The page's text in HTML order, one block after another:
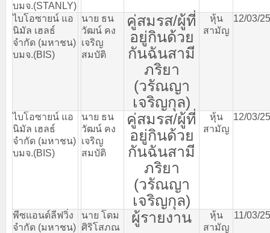
บมจ.(STANLY)
ไบโอซายน์ แอ
นิมัล เฮลธ์
จำกัด (มหาชน)
บมจ.(BIS)
นาย ธน
วัฒน์ คง
เจริญ
สมบัติ
คู่สมรส/ผู้ที่
อยู่กินด้วย
กันฉันสามี
ภริยา
(วรัณญา
เจริญกุล)
หุ้น
สามัญ
12/03/
ไบโอซายน์ แอ
นิมัล เฮลธ์
จำกัด (มหาชน)
บมจ.(BIS)
นาย ธน
วัฒน์ คง
เจริญ
สมบัติ
คู่สมรส/ผู้ที่
อยู่กินด้วย
กันฉันสามี
ภริยา
(วรัณญา
เจริญกุล)
หุ้น
สามัญ
12/03/
พีซแอนด์ลีฟวิ่ง
จำกัด (มหาชน)
นาย โดม
ศิริโสภณ
ผู้รายงาน
หุ้น
สามัญ
11/03/